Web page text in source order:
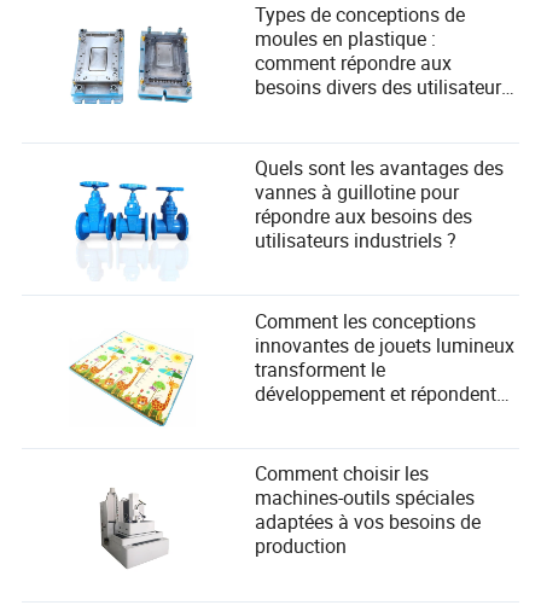
Types de conceptions de
moules en plastique :
comment répondre aux
besoins divers des utilisateurs
Quels sont les avantages des
vannes à guillotine pour
répondre aux besoins des
utilisateurs industriels ?
Comment les conceptions
innovantes de jouets lumineux
transforment le
développement et répondent
enfants
Comment choisir les
machines-outils spéciales
adaptées à vos besoins de
production